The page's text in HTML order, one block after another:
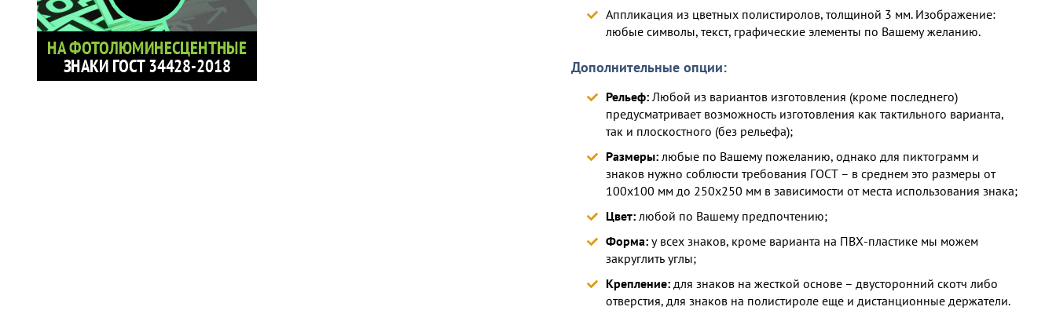
Аппликация из цветных полистиролов, толщиной 3 мм. Изображение:
любые символы, текст, графические элементы по Вашему желанию.
Дополнительные опции:
Рельеф: Любой из вариантов изготовления (кроме последнего)
предусматривает возможность изготовления как тактильного варианта,
так и плоскостного (без рельефа);
Размеры: любые по Вашему пожеланию, однако для пиктограмм и
знаков нужно соблюсти требования ГОСТ – в среднем это размеры от
100х100 мм до 250х250 мм в зависимости от места использования знака;
Цвет: любой по Вашему предпочтению;
Форма: у всех знаков, кроме варианта на ПВХ-пластике мы можем
закруглить углы;
Крепление: для знаков на жесткой основе – двусторонний скотч либо
отверстия, для знаков на полистироле еще и дистанционные держатели.